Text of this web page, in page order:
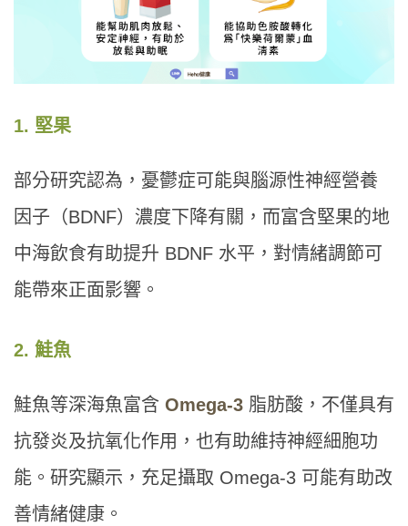
1. 堅果
部分研究認為，憂鬱症可能與腦源性神經營養
因子（BDNF）濃度下降有關，而富含堅果的地
中海飲食有助提升 BDNF 水平，對情緒調節可
能帶來正面影響。
2. 鮭魚
鮭魚等深海魚富含 Omega-3 脂肪酸，不僅具有
抗發炎及抗氧化作用，也有助維持神經細胞功
能。研究顯示，充足攝取 Omega-3 可能有助改
善情緒健康。